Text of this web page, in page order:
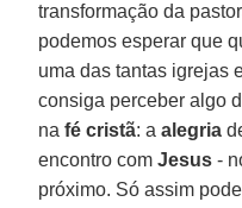
transformação da
podemos esperar que
uma das tantas igrejas
consiga perceber algo
na fé cristã: a alegria
encontro comJesus -
próximo. Só assim